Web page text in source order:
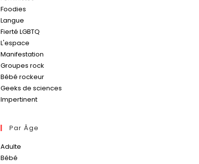
Foodies
Langue
Fierté LGBTQ
L'espace
Manifestation
Groupes rock
Bébé rockeur
Geeks de sciences
Impertinent
Par Âge
Adulte
Bébé